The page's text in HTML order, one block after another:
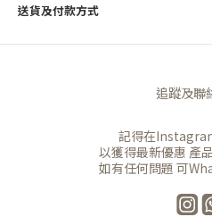
送貨及付款方式
追蹤及聯
記得在
以獲得最新優惠 產
如有任何問題 可